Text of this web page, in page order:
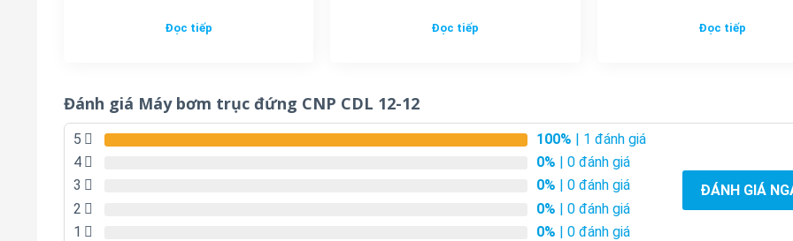
Đọc tiếp Đọc tiếp Đọc tiếp
Đánh giá Máy bơm trục đứng CNP CDL 12-12
5 100% | 1 đánh giá
4
0% | 0 đánh giá
3
0% | 0 đánh giá
2
0% | 0 đánh giá
1
0% | 0 đánh giá
ĐÁNH GIÁ